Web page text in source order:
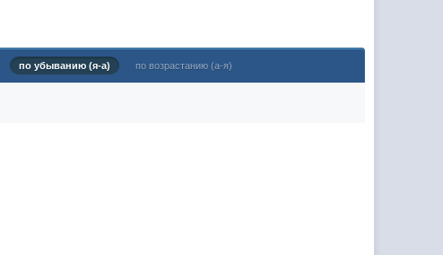
по убыванию (я-а) по возрастанию (а-я)